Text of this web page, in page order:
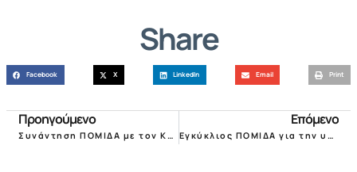
Share
Facebook X LinkedIn Email Print
Προηγούμενο
Συνάντηση ΠΟΜΙΔΑ με τον Κυριάκο Πιερρακάκη για τη φορολογία ακινήτων
Επόμενο
Εγκύκλιος ΠΟΜΙΔΑ για την υποχρεωτική τραπεζική καταβολή των ενοικίων